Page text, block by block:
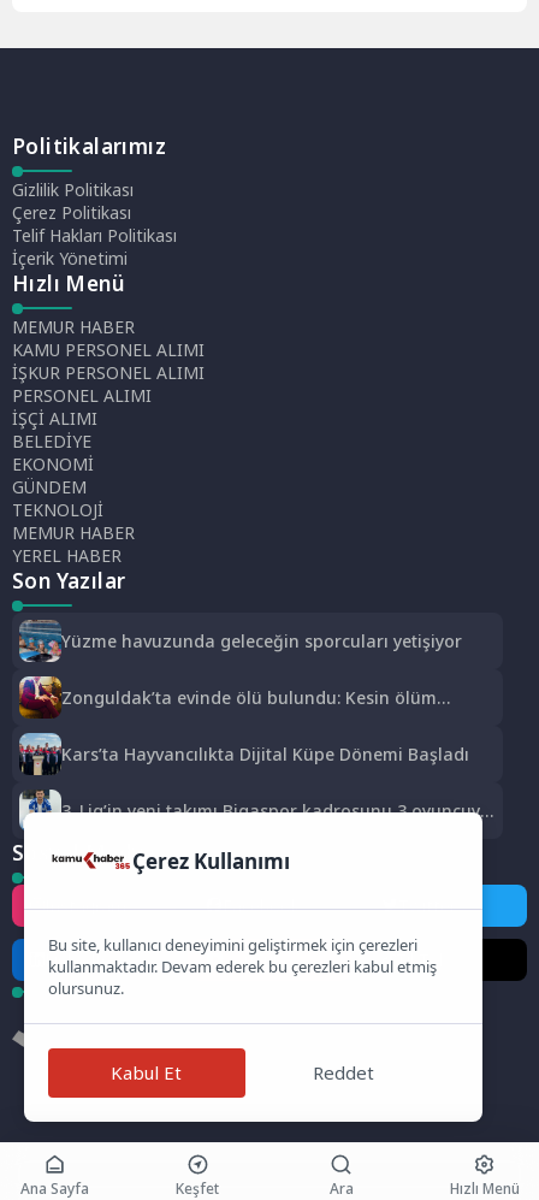
Politikalarımız
Gizlilik Politikası
Çerez Politikası
Telif Hakları Politikası
İçerik Yönetimi
Hızlı Menü
MEMUR HABER
KAMU PERSONEL ALIMI
İŞKUR PERSONEL ALIMI
PERSONEL ALIMI
İŞÇİ ALIMI
BELEDİYE
EKONOMİ
GÜNDEM
TEKNOLOJİ
MEMUR HABER
YEREL HABER
Son Yazılar
Yüzme havuzunda geleceğin sporcuları yetişiyor
Zonguldak’ta evinde ölü bulundu: Kesin ölüm
Kars’ta Hayvancılıkta Dijital Küpe Dönemi Başladı
3. Lig’in yeni takımı Bigaspor kadrosunu 3 oyuncuyla
Sosyal Medya
Instagram Facebook Twitter
LinkedIn YouTube TikTok
Ana Sayfa Keşfet Ara Hızlı Menü
Çerez Kullanımı
Bu site, kullanıcı deneyimini geliştirmek için çerezleri
kullanmaktadır. Devam ederek bu çerezleri kabul etmiş
olursunuz.
Kabul Et Reddet